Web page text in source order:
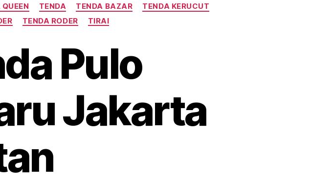
TENDA TENDA BAZAR
TENDA KERUCUT
TENDA RODER TIRAI
Pulo
Jakarta